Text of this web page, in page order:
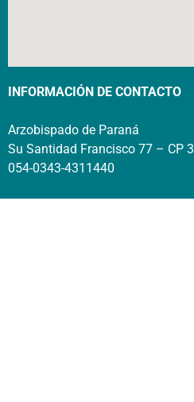
INFORMACIÓN DE CONTACTO
Arzobispado de Paraná
Su Santidad Francisco 77 – CP
054-0343-4311440